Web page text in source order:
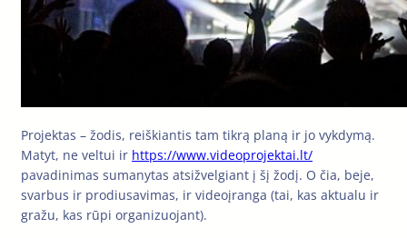
Projektas – žodis, reiškiantis tam tikrą planą ir jo vykdymą.
Matyt, ne veltui ir https://www.videoprojektai.lt/
pavadinimas sumanytas atsižvelgiant į šį žodį. O čia, beje,
svarbus ir prodiusavimas, ir videoįranga (tai, kas aktualu ir
gražu, kas rūpi organizuojant).